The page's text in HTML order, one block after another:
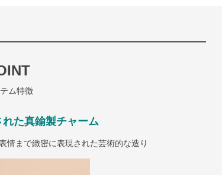
ム特徴
た真鍮製チャーム
情まで緻密に表現された芸術的な造り